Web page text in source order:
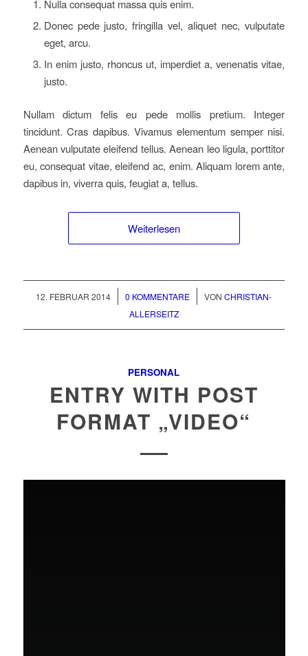
Nulla consequat massa quis enim.
Donec pede justo, fringilla vel, aliquet nec, vulputate
eget, arcu.
In enim justo, rhoncus ut, imperdiet a, venenatis vitae,
justo.
Nullam dictum felis eu pede mollis pretium. Integer
tincidunt. Cras dapibus. Vivamus elementum semper nisi.
Aenean vulputate eleifend tellus. Aenean leo ligula, porttitor
eu, consequat vitae, eleifend ac, enim. Aliquam lorem ante,
dapibus in, viverra quis, feugiat a, tellus.
Weiterlesen
12. FEBRUAR 2014
/ 0 KOMMENTARE
/ VONCHRISTIAN-
ALLERSEITZ
PERSONAL
ENTRY WITH POST
FORMAT „VIDEO“